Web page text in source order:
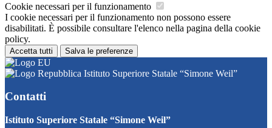
Cookie necessari per il funzionamento
I cookie necessari per il funzionamento non possono essere
disabilitati. È possibile consultare l'elenco nella pagina della cookie
policy.
Accetta tutti Salva le preferenze
Istituto Superiore Statale “Simone Weil”
Contatti
Istituto Superiore Statale “Simone Weil”